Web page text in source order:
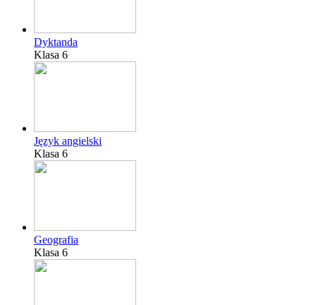
Dyktanda
Klasa 6
Język angielski
Klasa 6
Geografia
Klasa 6